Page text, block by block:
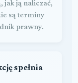
jak ją naliczać,
są terminy
prawny.
spełnia